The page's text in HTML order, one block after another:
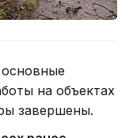
на объектах
завершены.